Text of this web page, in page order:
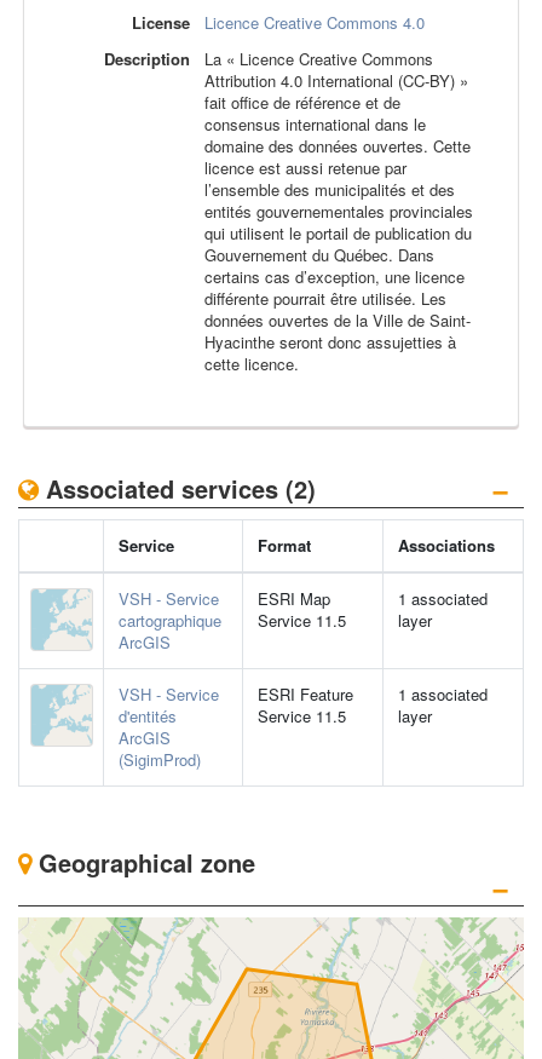
License
Licence Creative Commons 4.0
Description
La « Licence Creative Commons
Attribution 4.0 International (CC-BY) »
fait office de référence et de
consensus international dans le
domaine des données ouvertes. Cette
licence est aussi retenue par
l’ensemble des municipalités et des
entités gouvernementales provinciales
qui utilisent le portail de publication du
Gouvernement du Québec. Dans
certains cas d’exception, une licence
différente pourrait être utilisée. Les
données ouvertes de la Ville de Saint-
Hyacinthe seront donc assujetties à
cette licence.
Associated services (2) −
Service Format Associations
VSH - Service
cartographique
ArcGIS
ESRI Map
Service 11.5
1 associated
layer
VSH - Service
d'entités
ArcGIS
(SigimProd)
ESRI Feature
Service 11.5
1 associated
layer
Geographical zone
−